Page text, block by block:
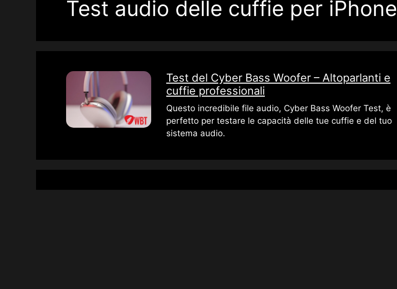
Test audio delle cuffie per iPhone
Test del Cyber ​​Bass Woofer – Altoparlanti e
cuffie professionali
Questo incredibile file audio, Cyber ​​Bass Woofer Test, è
perfetto per testare le capacità delle tue cuffie e del tuo
sistema audio.